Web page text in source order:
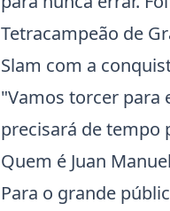
Tetracampeão de
Slam com a
"Vamos torcer para
precisará de tempo
Quem é Juan
Para o grande